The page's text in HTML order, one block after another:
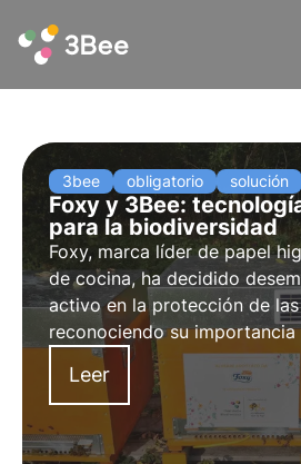
3bee obligatorio solución
Foxy y 3Bee:
para la biodiversidad
Foxy, marca líder de papel
de cocina, ha decidido
activo en la protección de
reconociendo su importancia
el ecosistema mundial. En el
acuerdo plurianual con 3Bee,
embarcado en un proyecto
las abejas.
Leer